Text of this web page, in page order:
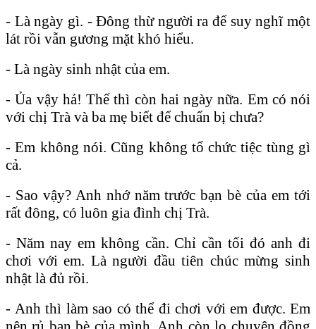
- Là ngày gì. - Đông thừ người ra để suy nghĩ một
lát rồi vẫn gương mặt khó hiểu.
- Là ngày sinh nhật của em.
- Ủa vậy hả! Thế thì còn hai ngày nữa. Em có nói
với chị Trà và ba mẹ biết để chuẩn bị chưa?
- Em không nói. Cũng không tổ chức tiệc tùng gì
cả.
- Sao vậy? Anh nhớ năm trước bạn bè của em tới
rất đông, có luôn gia đình chị Trà.
- Năm nay em không cần. Chỉ cần tối đó anh đi
chơi với em. Là người đầu tiên chúc mừng sinh
nhật là đủ rồi.
- Anh thì làm sao có thể đi chơi với em được. Em